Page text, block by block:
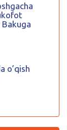
o’qish